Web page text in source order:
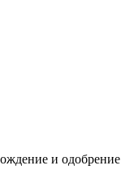
и одобрение